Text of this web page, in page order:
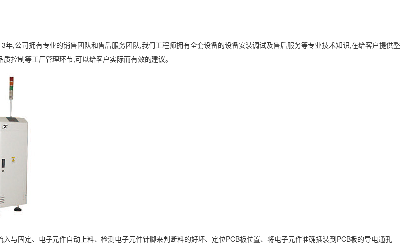
年,公司拥有专业的销售团队和售后服务团队,我们工程师拥有全套设备的设备安装调试及售后服务等专业技术知识,在给客户提供整
控制等工厂管理环节,可以给客户实际而有效的建议。
入与固定、电子元件自动上料、检测电子元件针脚来判断料的好坏、定位PCB板位置、将电子元件准确插装到PCB板的导电通孔